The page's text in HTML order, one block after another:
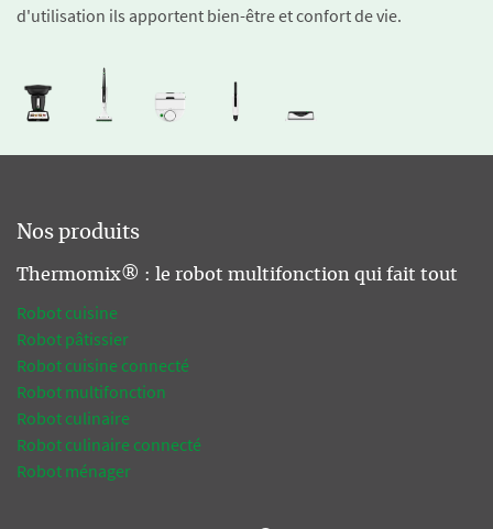
d'utilisation ils apportent bien-être et confort de vie.
Nos produits
Thermomix® : le robot multifonction qui fait tout
Robot cuisine
Robot pâtissier
Robot cuisine connecté
Robot multifonction
Robot culinaire
Robot culinaire connecté
Robot ménager